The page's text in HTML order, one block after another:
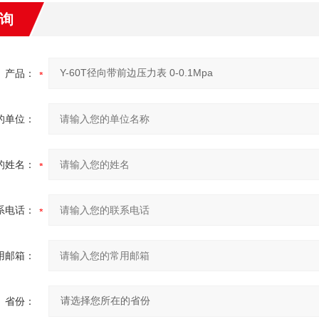
产品：
单位：
姓名：
电话：
邮箱：
省份：